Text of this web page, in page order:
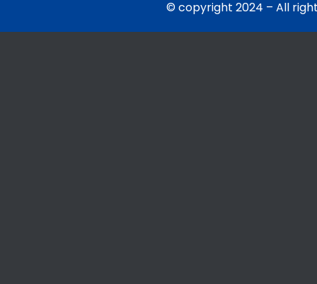
© copyright 2024 – All